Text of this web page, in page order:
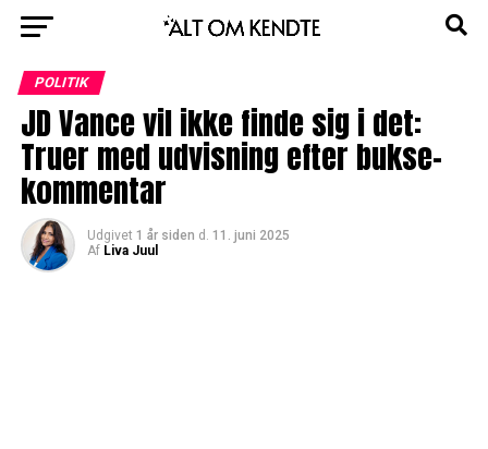
POLITIK
JD Vance vil ikke finde sig i det:
Truer med udvisning efter bukse-
kommentar
Udgivet 1 år siden d. 11. juni 2025
Af Liva Juul